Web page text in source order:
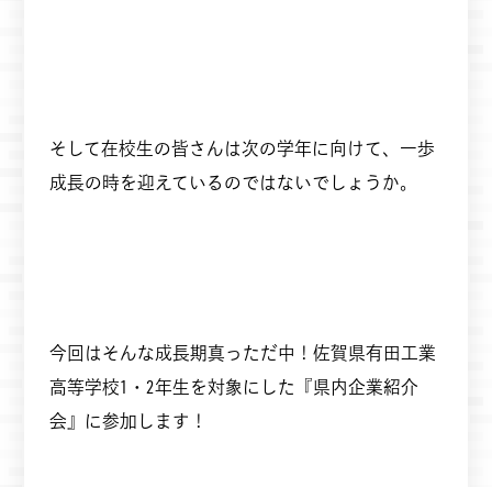
そして在校生の皆さんは次の学年に向けて、一歩
成長の時を迎えているのではないでしょうか。
今回はそんな成長期真っただ中！佐賀県有田工業
高等学校1・2年生を対象にした『県内企業紹介
会』に参加します！